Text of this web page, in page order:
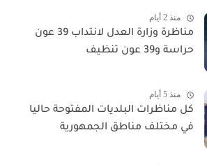
منذ 2 أيام
مناظرة وزارة العدل لانتداب 39 عون
حراسة و39 عون تنظيف
منذ 5 أيام
كل مناظرات البلديات المفتوحة حاليا
في مختلف مناطق الجمهورية